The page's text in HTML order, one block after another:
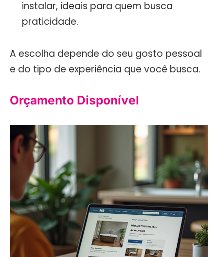
instalar, ideais para quem busca
praticidade.
A escolha depende do seu gosto pessoal
e do tipo de experiência que você busca.
Orçamento Disponível